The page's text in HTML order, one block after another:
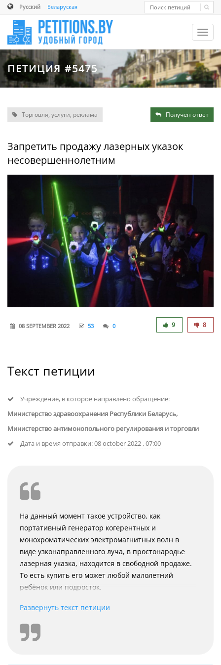
Русский Беларуская
ПЕТИЦИЯ #5475
Торговля, услуги, реклама Получен ответ
Запретить продажу лазерных указок
несовершеннолетним
08 SEPTEMBER 2022 53 0 9 8
Текст петиции
Учреждение, в которое направлено обращение:
Министерство здравоохранения Республики Беларусь,
Министерство антимонопольного регулирования и торговли
Дата и время отправки:08 october 2022 , 07:00
На данный момент такое устройство, как
портативный генератор когерентных и
монохроматических электромагнитных волн в
виде узконаправленного луча, в простонародье
лазерная указка, находится в свободной продаже.
То есть купить его может любой малолетний
ребёнок или подросток.
Однако, лазерная указка - это вещь опасная! Если
в глаза направить лазерный указатель, человек
ощутит яркую вспышку, что впоследствии может
Развернуть текст петиции